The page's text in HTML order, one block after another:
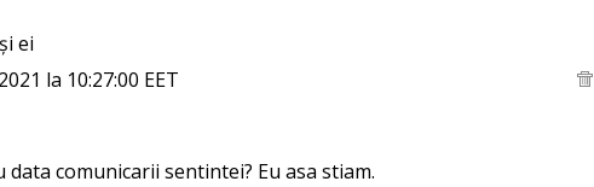
ei
la 10:27:00 EET
data comunicarii sentintei? Eu asa stiam.